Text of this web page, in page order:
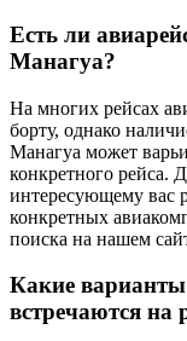
Есть ли
Манагуа?
На многих рейсах
борту, однако
Манагуа может
конкретного рейса.
интересующему вас
конкретных
поиска на нашем
Какие варианты
встречаются на